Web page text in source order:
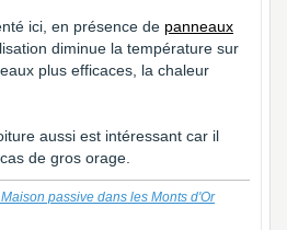
ici, en présence de panneaux
diminue la température sur
plus efficaces, la chaleur
aussi est intéressant car il
de gros orage.
passive dans les Monts d'Or